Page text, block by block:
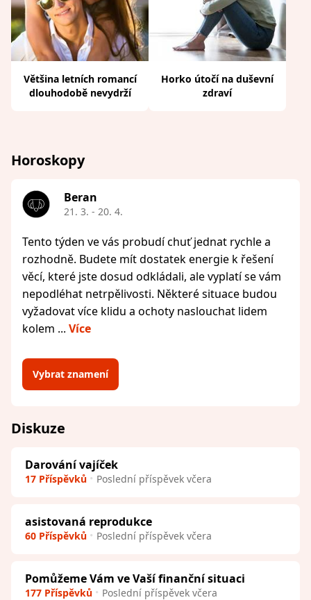
Většina letních romancí
dlouhodobě nevydrží
Horko útočí na duševní
zdraví
Horoskopy
Beran
21. 3. - 20. 4.
Tento týden ve vás probudí chuť jednat rychle a
rozhodně. Budete mít dostatek energie k řešení
věcí, které jste dosud odkládali, ale vyplatí se vám
nepodléhat netrpělivosti. Některé situace budou
vyžadovat více klidu a ochoty naslouchat lidem
kolem ... Více
Vybrat znamení
Diskuze
Darování vajíček
17 Příspěvků Poslední příspěvek včera
asistovaná reprodukce
60 Příspěvků Poslední příspěvek včera
Pomůžeme Vám ve Vaší finanční situaci
177 Příspěvků Poslední příspěvek včera